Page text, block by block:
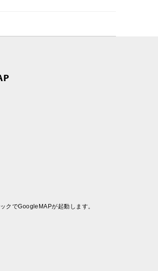
クでGoogleMAPが起動します。